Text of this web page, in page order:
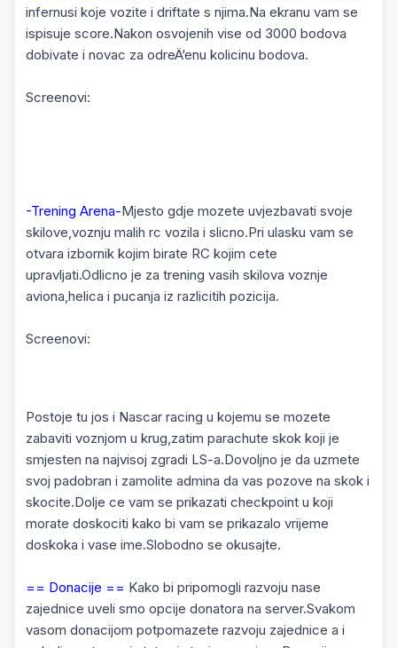
infernusi koje vozite i driftate s njima.Na ekranu vam se
ispisuje score.Nakon osvojenih vise od 3000 bodova
dobivate i novac za odreÄ‘enu kolicinu bodova.
Screenovi:
-Trening Arena-Mjesto gdje mozete uvjezbavati svoje
skilove,voznju malih rc vozila i slicno.Pri ulasku vam se
otvara izbornik kojim birate RC kojim cete
upravljati.Odlicno je za trening vasih skilova voznje
aviona,helica i pucanja iz razlicitih pozicija.
Screenovi:
Postoje tu jos i Nascar racing u kojemu se mozete
zabaviti voznjom u krug,zatim parachute skok koji je
smjesten na najvisoj zgradi LS-a.Dovoljno je da uzmete
svoj padobran i zamolite admina da vas pozove na skok i
skocite.Dolje ce vam se prikazati checkpoint u koji
morate doskociti kako bi vam se prikazalo vrijeme
doskoka i vase ime.Slobodno se okusajte.
== Donacije == Kako bi pripomogli razvoju nase
zajednice uveli smo opcije donatora na server.Svakom
vasom donacijom potpomazete razvoju zajednice a i